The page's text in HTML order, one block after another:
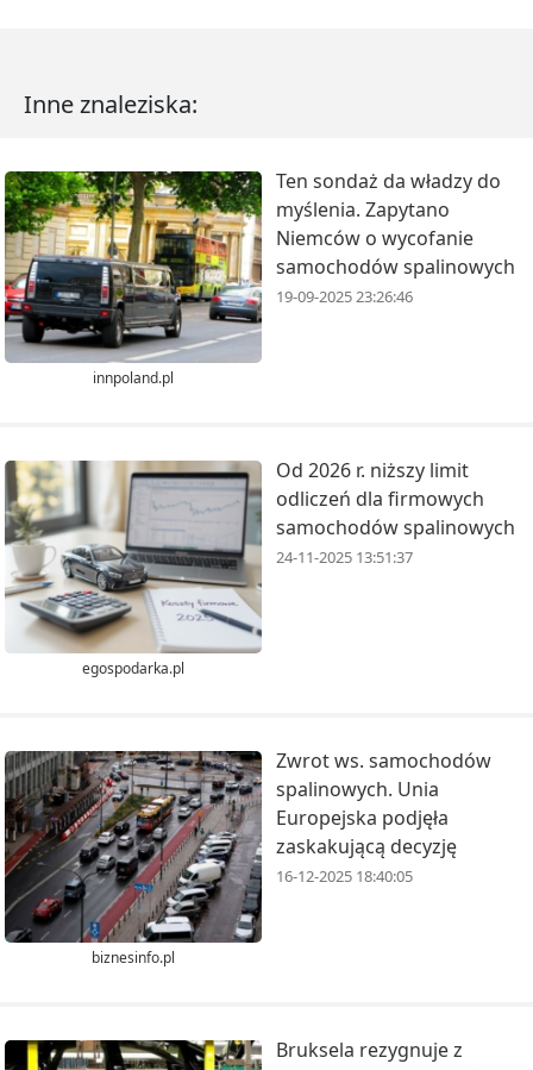
Inne znaleziska:
innpoland.pl
Ten sondaż da władzy do
myślenia. Zapytano
Niemców o wycofanie
samochodów spalinowych
19-09-2025 23:26:46
egospodarka.pl
Od 2026 r. niższy limit
odliczeń dla firmowych
samochodów spalinowych
24-11-2025 13:51:37
biznesinfo.pl
Zwrot ws. samochodów
spalinowych. Unia
Europejska podjęła
zaskakującą decyzję
16-12-2025 18:40:05
Bruksela rezygnuje z